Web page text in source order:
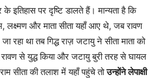
के इतिहास पर दृष्टि डालते हैं। मान्यता है कि
लक्ष्मण और माता सीता यहाँ आए थे, जब रावण
रहा था तब गिद्ध राज़ जटायु ने सीता माता को
से युद्ध किया और जटायु बुरी तरह से घायल
सीता की तलाश में यहाँ पहुंचे तोउन्होंने लेपाक्षी